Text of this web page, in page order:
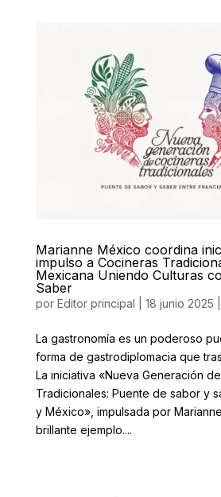
Marianne México coordina
impulso a Cocineras
Mexicana Uniendo Culturas
Saber
por Editor principal 18 junio 2025
La gastronomía es un poderoso
forma de gastrodiplomacia que
La iniciativa «Nueva Generación
Tradicionales: Puente de sabor y
y México», impulsada por
brillante ejemplo....